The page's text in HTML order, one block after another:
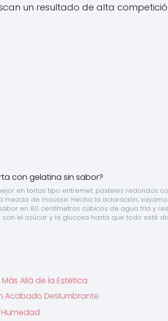
un resultado de alta
en tortas tipo entremet: pasteles redondos
mezcla de mousse. Hecha la aclaración,
en 80 centímetros cúbicos de agua fría y
el azúcar y la glucosa hasta que todo esté
Allá de la Estética
Acabado Deslumbrante
Humedad